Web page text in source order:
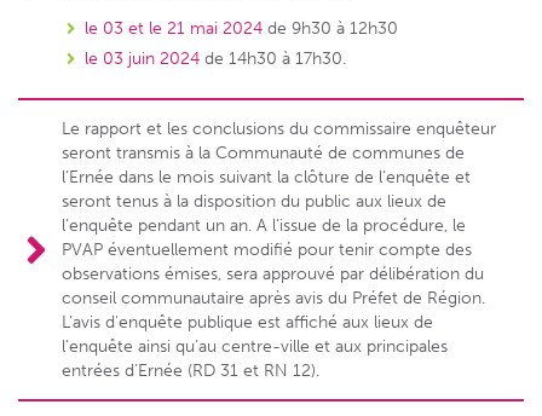
le 03 et le 21 mai 2024 de 9h30 à 12h30
le 03 juin 2024 de 14h30 à 17h30.
Le rapport et les conclusions du commissaire enquêteur
seront transmis à la Communauté de communes de
l’Ernée dans le mois suivant la clôture de l’enquête et
seront tenus à la disposition du public aux lieux de
l’enquête pendant un an. A l’issue de la procédure, le
PVAP éventuellement modifié pour tenir compte des
observations émises, sera approuvé par délibération du
conseil communautaire après avis du Préfet de Région.
L’avis d’enquête publique est affiché aux lieux de
l’enquête ainsi qu’au centre-ville et aux principales
entrées d’Ernée (RD 31 et RN 12).